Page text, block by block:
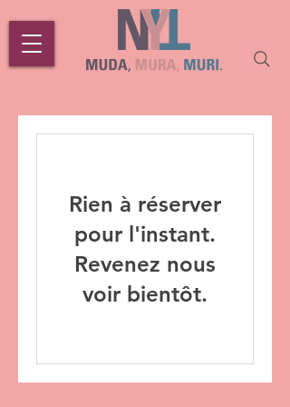
Rien à réserver
pour l'instant.
Revenez nous
voir bientôt.